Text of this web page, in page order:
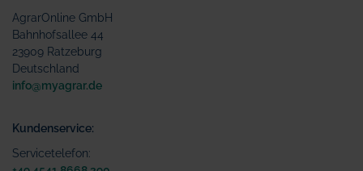
AgrarOnline GmbH
Bahnhofsallee 44
23909 Ratzeburg
Deutschland
info@myagrar.de
Kundenservice:
Servicetelefon: